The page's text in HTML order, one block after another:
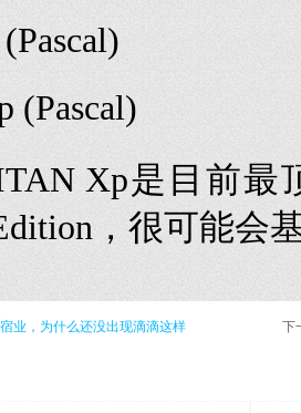
(Pascal)
Xp是目前最
，很可能会
业，为什么还没出现滴滴这样 下